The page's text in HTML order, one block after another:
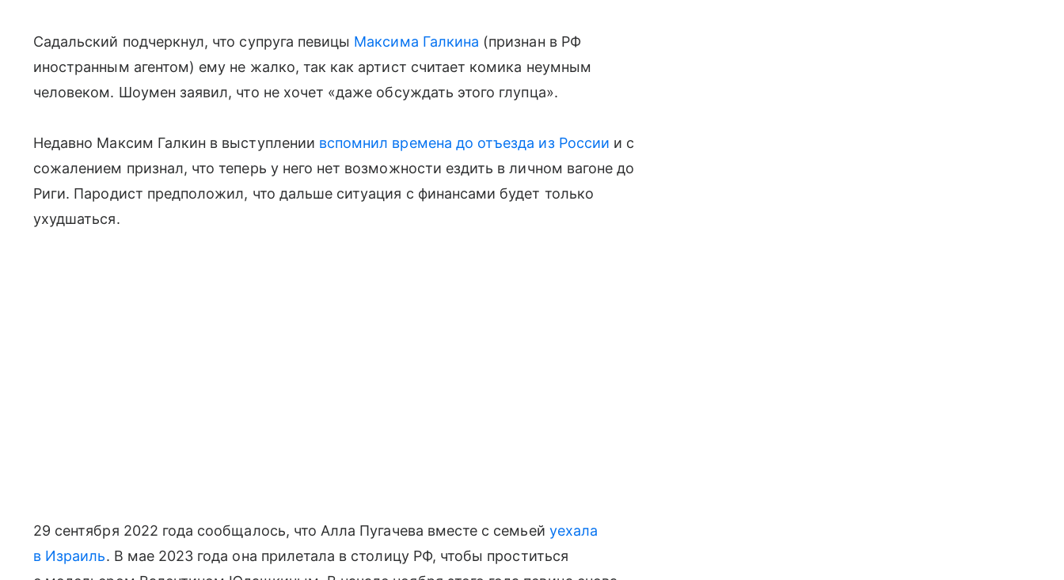
Садальский подчеркнул, что супруга певицы Максима Галкина (признан в РФ
иностранным агентом) ему не жалко, так как артист считает комика неумным
человеком. Шоумен заявил, что не хочет «даже обсуждать этого глупца».
Недавно Максим Галкин в выступлении вспомнил времена до отъезда из России и с
сожалением признал, что теперь у него нет возможности ездить в личном вагоне до
Риги. Пародист предположил, что дальше ситуация с финансами будет только
ухудшаться.
29 сентября 2022 года сообщалось, что Алла Пугачева вместе с семьей уехала
в Израиль. В мае 2023 года она прилетала в столицу РФ, чтобы проститься